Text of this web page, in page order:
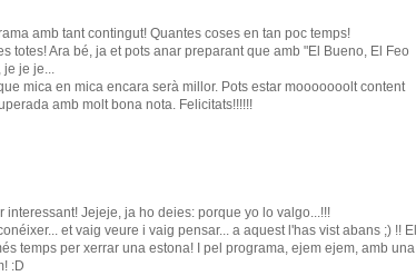
amb tant contingut! Quantes coses en tan poc temps!
totes! Ara bé, ja et pots anar preparant que amb "El Bueno, El Feo
je je je...
mica en mica encara serà millor. Pots estar mooooooolt content
amb molt bona nota. Felicitats!!!!!!
interessant! Jejeje, ja ho deies: porque yo lo valgo...!!!
et vaig veure i vaig pensar... a aquest l'has vist abans ;) !! El
temps per xerrar una estona! I pel programa, ejem ejem, amb una
:D